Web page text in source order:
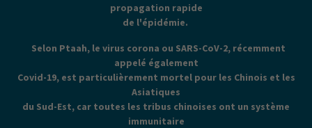
propagation rapide
de l'épidémie.
Selon Ptaah, le virus corona ou SARS-CoV-2, récemment
appelé également
Covid-19, est particulièrement mortel pour les Chinois et les
Asiatiques
du Sud-Est, car toutes les tribus chinoises ont un système
immunitaire